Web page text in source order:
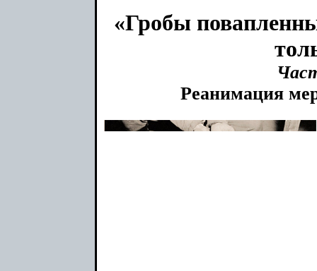
«Гробы
Реанимация